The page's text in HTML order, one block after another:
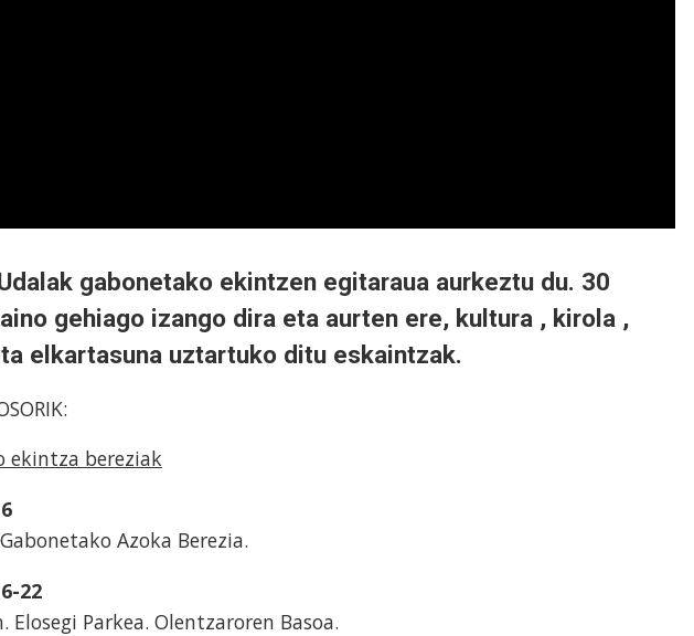
gabonetako ekintzen egitaraua aurkeztu du. 30
gehiago izango dira eta aurten ere, kultura , kirola ,
elkartasuna uztartuko ditu eskaintzak.
ekintza bereziak
Azoka Berezia.
22
Elosegi Parkea. Olentzaroren Basoa.